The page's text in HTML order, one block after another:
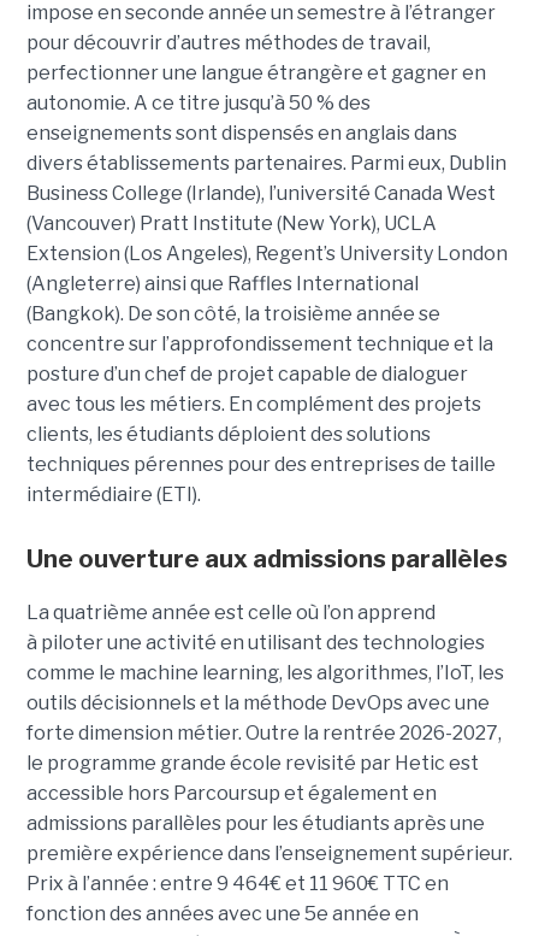
impose en seconde année un semestre à l’étranger
pour découvrir d’autres méthodes de travail,
perfectionner une langue étrangère et gagner en
autonomie. A ce titre jusqu’à 50 % des
enseignements sont dispensés en anglais dans
divers établissements partenaires. Parmi eux, Dublin
Business College (Irlande), l’université Canada West
(Vancouver) Pratt Institute (New York), UCLA
Extension (Los Angeles), Regent’s University London
(Angleterre) ainsi que Raffles International
(Bangkok). De son côté, la troisième année se
concentre sur l’approfondissement technique et la
posture d’un chef de projet capable de dialoguer
avec tous les métiers. En complément des projets
clients, les étudiants déploient des solutions
techniques pérennes pour des entreprises de taille
intermédiaire (ETI).
Une ouverture aux admissions parallèles
La quatrième année est celle où l’on apprend
à piloter une activité en utilisant des technologies
comme le machine learning, les algorithmes, l’IoT, les
outils décisionnels et la méthode DevOps avec une
forte dimension métier. Outre la rentrée 2026-2027,
le programme grande école revisité par Hetic est
accessible hors Parcoursup et également en
admissions parallèles pour les étudiants après une
première expérience dans l’enseignement supérieur.
Prix à l’année : entre 9 464€ et 11 960€ TTC en
fonction des années avec une 5e année en